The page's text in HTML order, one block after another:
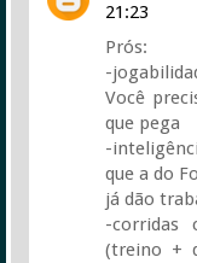
21:23
Prós:
-
Você
que pega
-
que a do
já dão
-corridas
(treino +